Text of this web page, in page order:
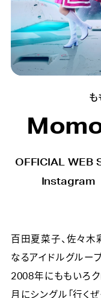
も
OFFICIAL WEB
Instagram
百田夏菜子、佐々木
なるアイドルグループ
2008年にももいろ
月にシングル「行く